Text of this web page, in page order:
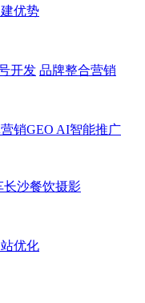
优势
开发 品牌整合营销
销GEO AI智能推广
长沙餐饮摄影
优化